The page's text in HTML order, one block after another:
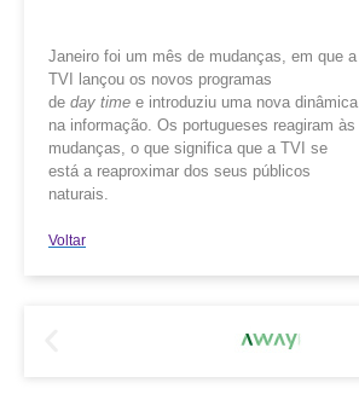
Janeiro foi um mês de mudanças, em que a
TVI lançou os novos programas
de day time e introduziu uma nova dinâmica
na informação. Os portugueses reagiram às
mudanças, o que significa que a TVI se
está a reaproximar dos seus públicos
naturais.
Voltar